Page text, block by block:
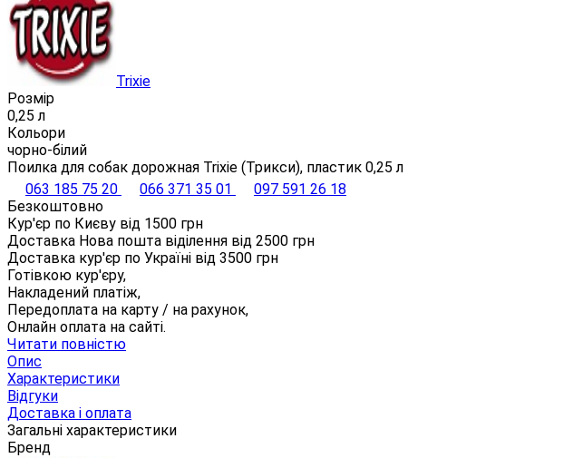
Trixie
Розмір
0,25 л
Кольори
чорно-білий
Поилка для собак дорожная Trixie (Трикси), пластик 0,25 л
063 185 75 20
066 371 35 01
097 591 26 18
Безкоштовно
Кур'єр по Києву від 1500 грн
Доставка Нова пошта віділення від 2500 грн
Доставка кур'єр по Україні від 3500 грн
Готівкою кур'єру,
Накладений платіж,
Передоплата на карту / на рахунок,
Онлайн оплата на сайті.
Читати повністю
Опис
Характеристики
Відгуки
Доставка і оплата
Загальні характеристики
Бренд